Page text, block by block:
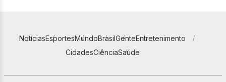
NotíciasEsportesMundoBrasilGenteEntretenimento
CidadesCiênciaSaúde